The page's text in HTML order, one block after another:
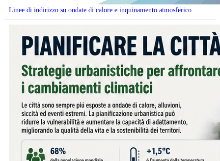
Linee di indirizzo su ondate di calore e inquinamento atmosferico